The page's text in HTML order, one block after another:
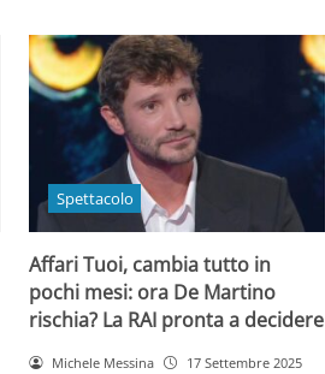
Spettacolo
Affari Tuoi, cambia tutto in
pochi mesi: ora De Martino
rischia? La RAI pronta a decidere
Michele Messina 17 Settembre 2025